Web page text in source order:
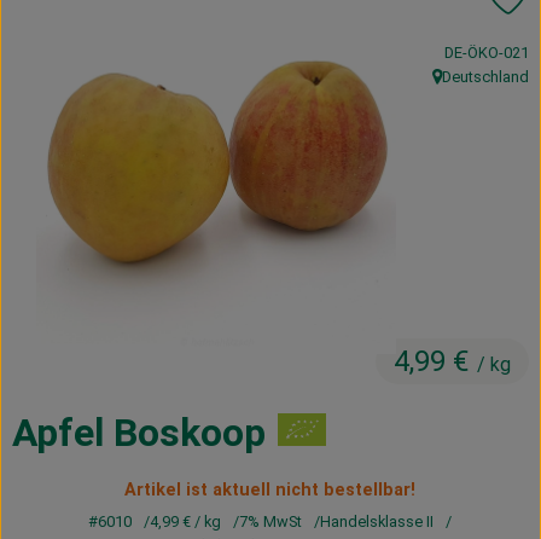
Kühltheke
Getränke
Haus, Garten & Co.
Lieferservice
Apfel Boskoop
4,99 € / kg
,DE-ÖKO-021
, Herkunft:
Deutschland
Artikel ist aktuell nicht bestellbar!
#6010 4,99 €/ kg 7% MwSt
Handelsklasse II